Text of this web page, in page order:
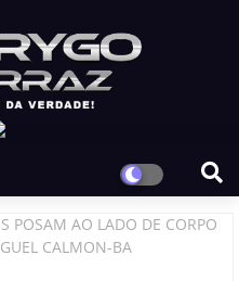
POSAM AO LADO DE CORPO
CALMON-BA